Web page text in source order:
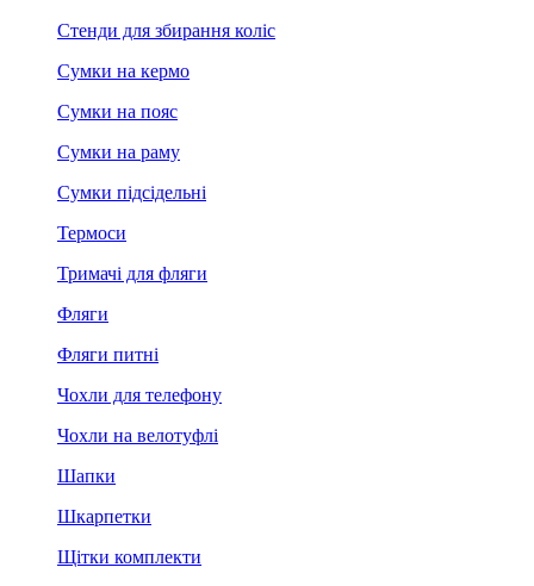
Стенди для збирання коліс
Сумки на кермо
Сумки на пояс
Сумки на раму
Сумки підсідельні
Термоси
Тримачі для фляги
Фляги
Фляги питні
Чохли для телефону
Чохли на велотуфлі
Шапки
Шкарпетки
Щітки комплекти